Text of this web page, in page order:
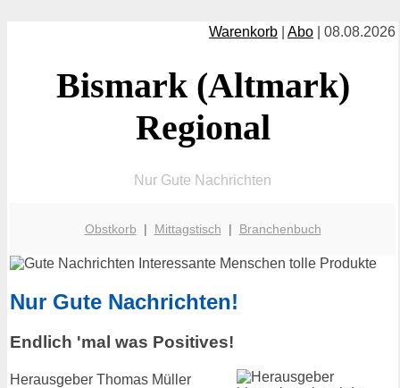
Warenkorb Abo | 08.08.2026
Bismark (Altmark)
Regional
Nur Gute Nachrichten
Obstkorb | Mittagstisch | Branchenbuch
Nur Gute Nachrichten!
Endlich 'mal was Positives!
Herausgeber Thomas Müller